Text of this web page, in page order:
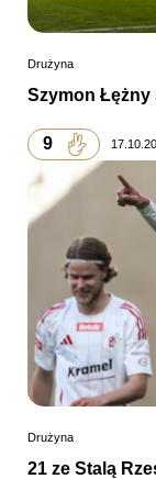
Drużyna
Szymon Łężny
9
Drużyna
21 ze Stalą